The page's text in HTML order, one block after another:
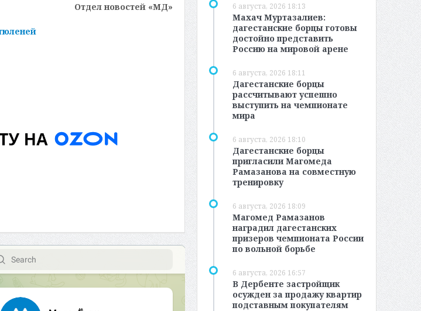
Отдел новостей «МД» 6 августа, 2026 18:13
Махач Муртазалиев:
дагестанские борцы готовы
достойно представить
Россию на мировой арене
6 августа, 2026 18:11
Дагестанские борцы
рассчитывают успешно
выступить на чемпионате
мира
6 августа, 2026 18:10
Дагестанские борцы
пригласили Магомеда
Рамазанова на совместную
тренировку
6 августа, 2026 18:09
Магомед Рамазанов
наградил дагестанских
призеров чемпионата России
по вольной борьбе
6 августа, 2026 16:57
В Дербенте застройщик
осужден за продажу квартир
подставным покупателям